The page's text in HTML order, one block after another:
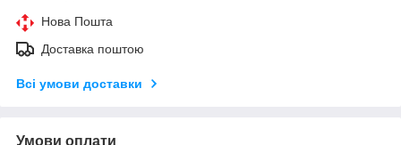
Нова Пошта
Доставка поштою
Всі умови доставки
Умови оплати